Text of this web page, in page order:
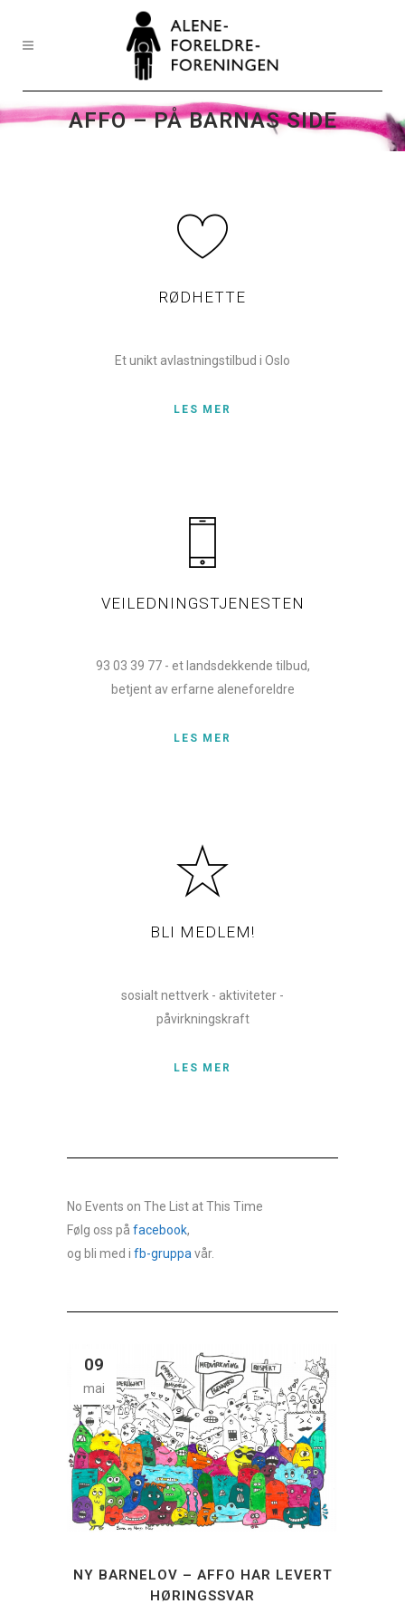
AFFO – PÅ BARNAS SIDE
RØDHETTE
Et unikt avlastningstilbud i Oslo
LES MER
VEILEDNINGSTJENESTEN
93 03 39 77 - et landsdekkende tilbud,
betjent av erfarne aleneforeldre
LES MER
BLI MEDLEM!
sosialt nettverk - aktiviteter -
påvirkningskraft
LES MER
No Events on The List at This Time
Følg oss på facebook,
og bli med i fb-gruppavår.
09
mai
NY BARNELOV – AFFO HAR LEVERT
HØRINGSSVAR